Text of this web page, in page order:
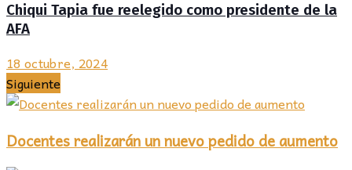
Chiqui Tapia fue reelegido como presidente de la
AFA
18 octubre, 2024
Siguiente
Docentes realizarán un nuevo pedido de aumento